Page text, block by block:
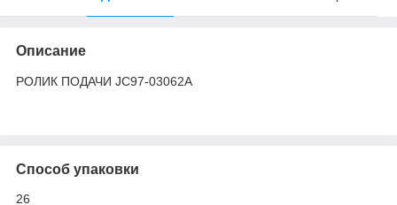
Описание
РОЛИК ПОДАЧИ JC97-03062A
Способ упаковки
26